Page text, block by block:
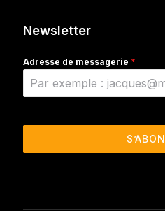
Newsletter
Adresse de messagerie *